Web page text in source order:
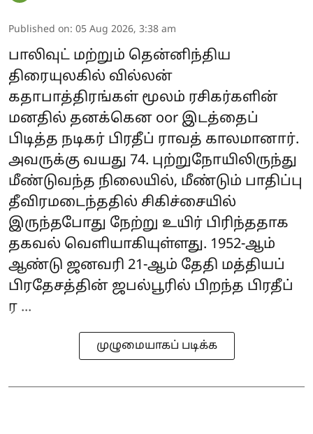
Published on: 05 Aug 2026, 3:38 am
பாலிவுட் மற்றும் தென்னிந்திய
திரையுலகில் வில்லன்
கதாபாத்திரங்கள் மூலம் ரசிகர்களின்
மனதில் தனக்கென oor இடத்தைப்
பிடித்த நடிகர் பிரதீப் ராவத் காலமானார்.
அவருக்கு வயது 74. புற்றுநோயிலிருந்து
மீண்டுவந்த நிலையில், மீண்டும் பாதிப்பு
தீவிரமடைந்ததில் சிகிச்சையில்
இருந்தபோது நேற்று உயிர் பிரிந்ததாக
தகவல் வெளியாகியுள்ளது. 1952-ஆம்
ஆண்டு ஜனவரி 21-ஆம் தேதி மத்தியப்
பிரதேசத்தின் ஜபல்பூரில் பிறந்த பிரதீப்
ர ...
முழுமையாகப் படிக்க